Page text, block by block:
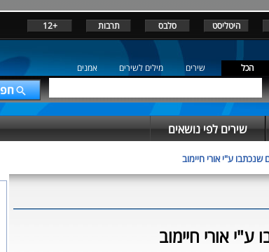
היטליסט סלבס תרבות +12
הכל שירים מילים לשירים אמנים
שירים לפי נושאים
שנכתבו ע"י אורי חיימוב
ע"י אורי חיימוב